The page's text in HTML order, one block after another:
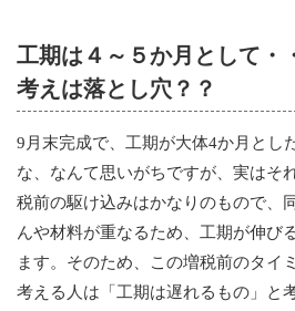
工期は４～５か月として・
考えは落とし穴？？
9月末完成で、工期が大体4か月とし
な、なんて思いがちですが、実はそ
税前の駆け込みはかなりのもので、
んや材料が重なるため、工期が伸び
ます。そのため、この増税前のタイ
考える人は「工期は遅れるもの」と